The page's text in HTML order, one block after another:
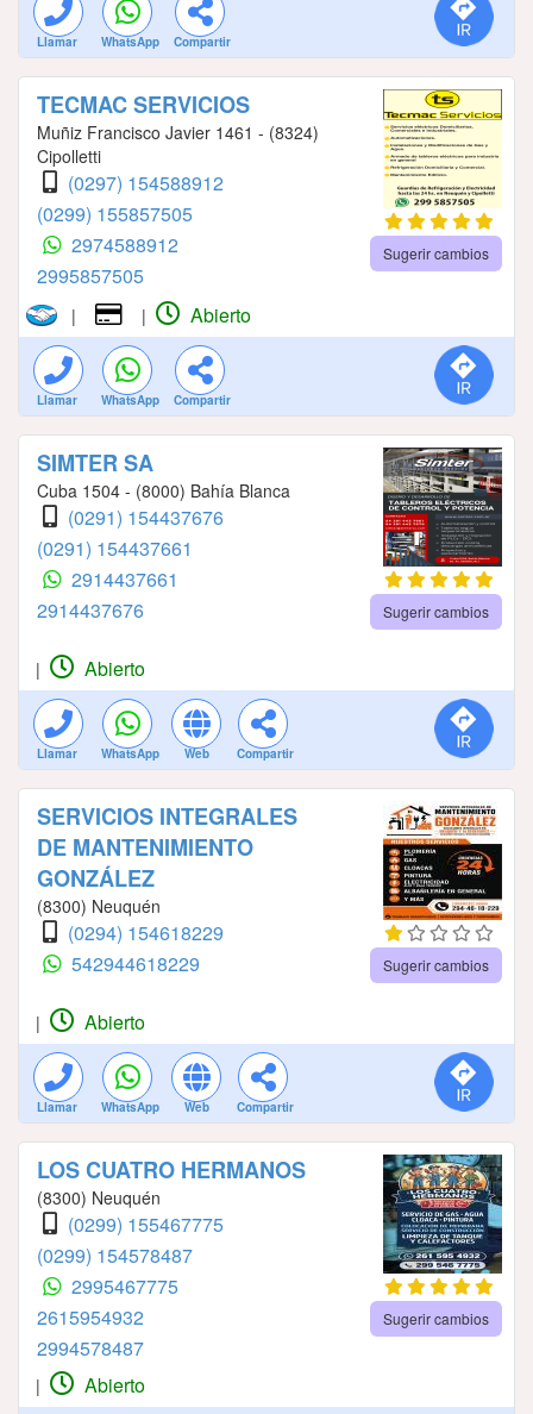
Llamar WhatsApp Compartir
TECMAC SERVICIOS
Muñiz Francisco Javier 1461 - (8324)
Cipolletti
(0297) 154588912
(0299) 155857505
2974588912
2995857505
Sugerir cambios
| | Abierto
Llamar WhatsApp Compartir
SIMTER SA
Cuba 1504 - (8000) Bahía Blanca
(0291) 154437676
(0291) 154437661
2914437661
2914437676
Sugerir cambios
| Abierto
Llamar WhatsApp Web Compartir
SERVICIOS INTEGRALES
DE MANTENIMIENTO
GONZÁLEZ
(8300) Neuquén
(0294) 154618229
542944618229
Sugerir cambios
| Abierto
Llamar WhatsApp Web Compartir
LOS CUATRO HERMANOS
(8300) Neuquén
(0299) 155467775
(0299) 154578487
2995467775
2615954932
2994578487
Sugerir cambios
| Abierto